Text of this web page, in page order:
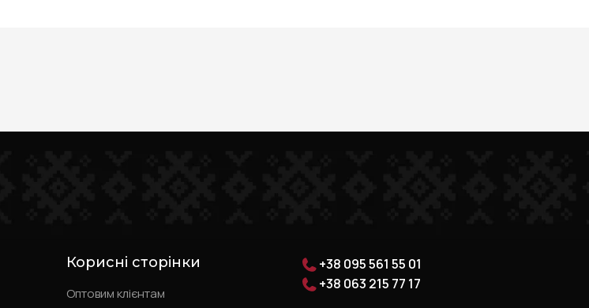
Корисні сторінки
Оптовим клієнтам
+38 095 561 55 01
+38 063 215 77 17